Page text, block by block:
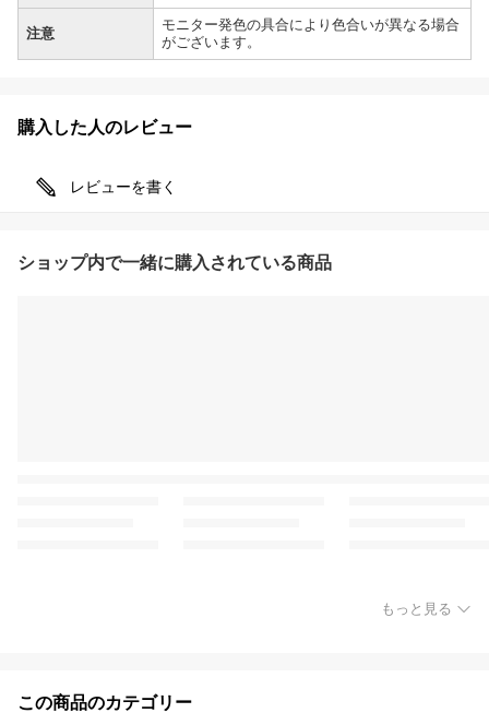
注意
モニター発色の具合により色合いが異なる場合
がございます。
購入した人のレビュー
レビューを書く
ショップ内で一緒に購入されている商品
もっと見る
この商品のカテゴリー